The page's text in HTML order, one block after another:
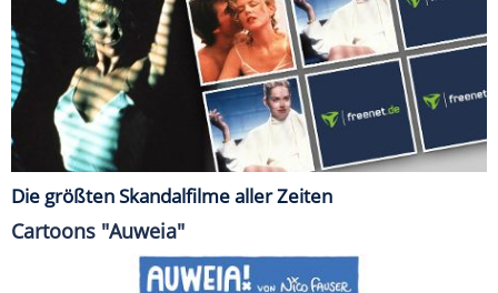
Die größten Skandalfilme aller Zeiten
Cartoons "Auweia"